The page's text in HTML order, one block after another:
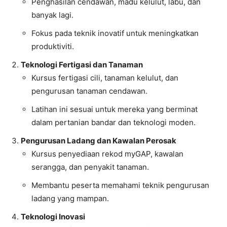
Penghasilan cendawan, madu kelulut, labu, dan
banyak lagi.
Fokus pada teknik inovatif untuk meningkatkan
produktiviti.
Teknologi Fertigasi dan Tanaman
Kursus fertigasi cili, tanaman kelulut, dan
pengurusan tanaman cendawan.
Latihan ini sesuai untuk mereka yang berminat
dalam pertanian bandar dan teknologi moden.
Pengurusan Ladang dan Kawalan Perosak
Kursus penyediaan rekod myGAP, kawalan
serangga, dan penyakit tanaman.
Membantu peserta memahami teknik pengurusan
ladang yang mampan.
Teknologi Inovasi